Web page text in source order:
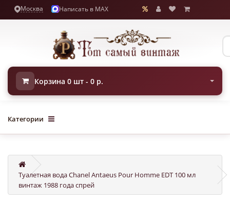
Москва Написать в MAX
Корзина 0 шт - 0 р.
Категории
Туалетная вода Chanel Antaeus Pour Homme EDT 100 мл
винтаж 1988 года спрей